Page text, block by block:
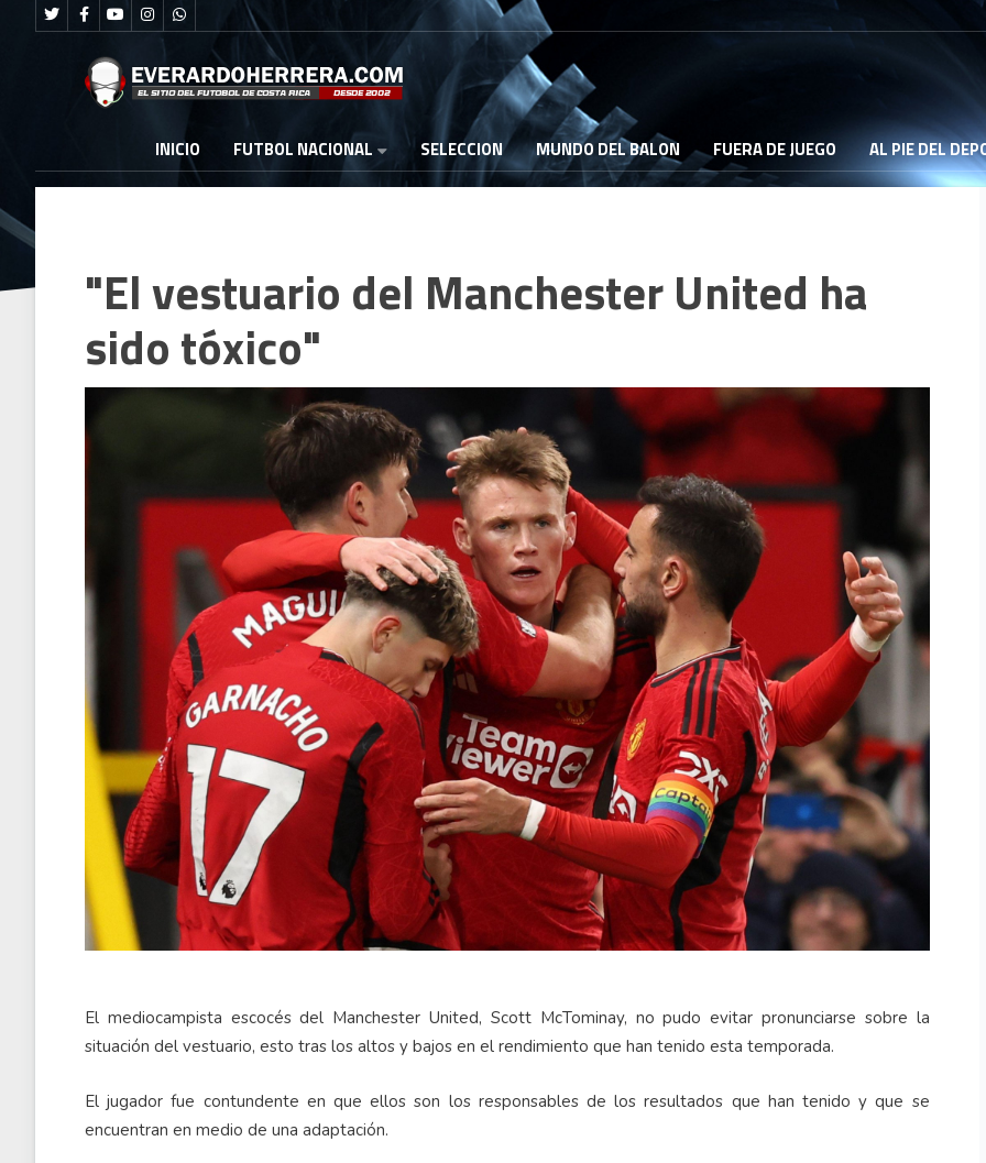
INICIO FUTBOL NACIONAL SELECCION MUNDO DEL BALON FUERA DE JUEGO AL PIE DEL
"El vestuario del Manchester United ha
sido tóxico"
El mediocampista escocés del Manchester United, Scott McTominay, no pudo evitar pronunciarse sobre la
situación del vestuario, esto tras los altos y bajos en el rendimiento que han tenido esta temporada.
El jugador fue contundente en que ellos son los responsables de los resultados que han tenido y que se
encuentran en medio de una adaptación.